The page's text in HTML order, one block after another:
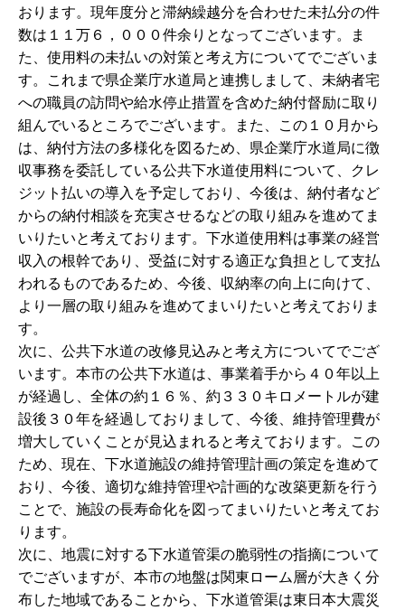
おります。現年度分と滞納繰越分を合わせた未払分の件
数は１１万６，０００件余りとなってございます。ま
た、使用料の未払いの対策と考え方についてでございま
す。これまで県企業庁水道局と連携しまして、未納者宅
への職員の訪問や給水停止措置を含めた納付督励に取り
組んでいるところでございます。また、この１０月から
は、納付方法の多様化を図るため、県企業庁水道局に徴
収事務を委託している公共下水道使用料について、クレ
ジット払いの導入を予定しており、今後は、納付者など
からの納付相談を充実させるなどの取り組みを進めてま
いりたいと考えております。下水道使用料は事業の経営
収入の根幹であり、受益に対する適正な負担として支払
われるものであるため、今後、収納率の向上に向けて、
より一層の取り組みを進めてまいりたいと考えておりま
す。
次に、公共下水道の改修見込みと考え方についてでござ
います。本市の公共下水道は、事業着手から４０年以上
が経過し、全体の約１６％、約３３０キロメートルが建
設後３０年を経過しておりまして、今後、維持管理費が
増大していくことが見込まれると考えております。この
ため、現在、下水道施設の維持管理計画の策定を進めて
おり、今後、適切な維持管理や計画的な改築更新を行う
ことで、施設の長寿命化を図ってまいりたいと考えてお
ります。
次に、地震に対する下水道管渠の脆弱性の指摘について
でございますが、本市の地盤は関東ローム層が大きく分
布した地域であることから、下水道管渠は東日本大震災